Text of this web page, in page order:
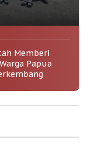
Memberi
Papua